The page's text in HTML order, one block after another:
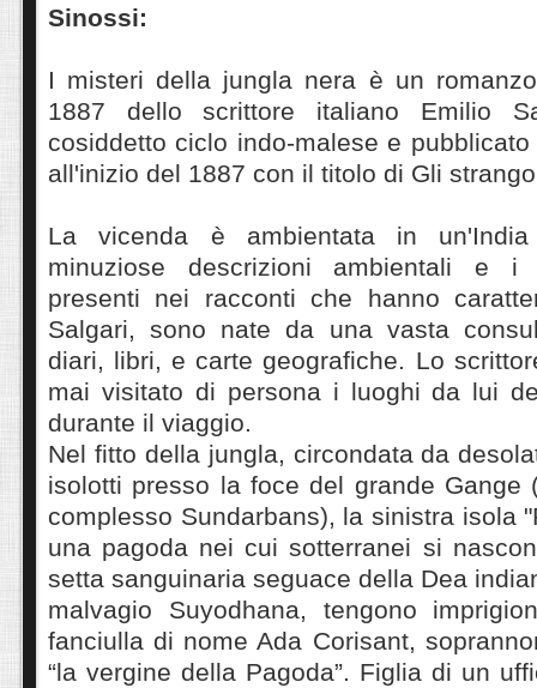
Sinossi:
I misteri della jungla nera è un
1887 dello scrittore italiano Emilio
cosiddetto ciclo indo-malese e
all'inizio del 1887 con il titolo di Gli
La vicenda è ambientata in
minuziose descrizioni ambientali e i
presenti nei racconti che hanno
Salgari, sono nate da una vasta
diari, libri, e carte geografiche. Lo
mai visitato di persona i luoghi da lui
durante il viaggio.
Nel fitto della jungla, circondata da
isolotti presso la foce del grande Gange
complesso Sundarbans), la sinistra isola
una pagoda nei cui sotterranei si
setta sanguinaria seguace della Dea
malvagio Suyodhana, tengono
fanciulla di nome Ada Corisant,
“la vergine della Pagoda”. Figlia di un